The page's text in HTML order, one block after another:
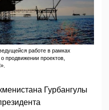
работе в рамках
продвижении проектов,
Гурбангулы